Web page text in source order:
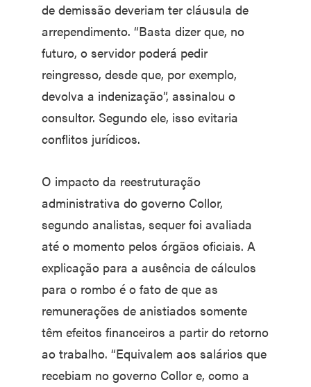
de demissão deveriam ter cláusula de
arrependimento. “Basta dizer que, no
futuro, o servidor poderá pedir
reingresso, desde que, por exemplo,
devolva a indenização”, assinalou o
consultor. Segundo ele, isso evitaria
conflitos jurídicos.
O impacto da reestruturação
administrativa do governo Collor,
segundo analistas, sequer foi avaliada
até o momento pelos órgãos oficiais. A
explicação para a ausência de cálculos
para o rombo é o fato de que as
remunerações de anistiados somente
têm efeitos financeiros a partir do retorno
ao trabalho. “Equivalem aos salários que
recebiam no governo Collor e, como a